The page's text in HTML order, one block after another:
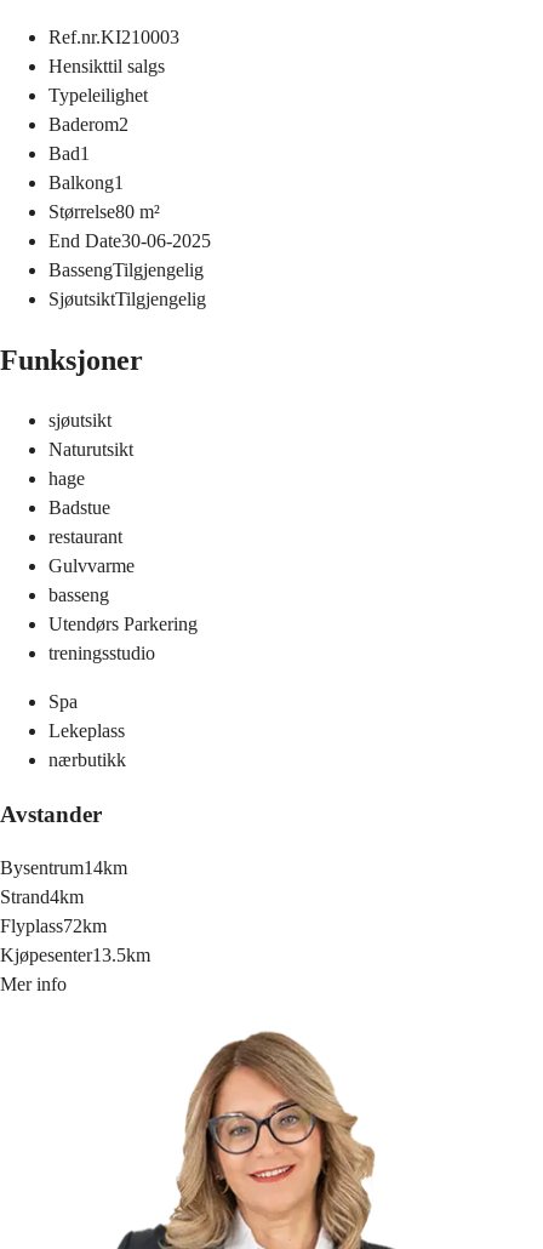
Ref.nr.KI210003
Hensikttil salgs
Typeleilighet
Baderom2
Bad1
Balkong1
Størrelse80 m²
End Date30-06-2025
BassengTilgjengelig
SjøutsiktTilgjengelig
Funksjoner
sjøutsikt
Naturutsikt
hage
Badstue
restaurant
Gulvvarme
basseng
Utendørs Parkering
treningsstudio
Spa
Lekeplass
nærbutikk
Avstander
Bysentrum14km
Strand4km
Flyplass72km
Kjøpesenter13.5km
Mer info